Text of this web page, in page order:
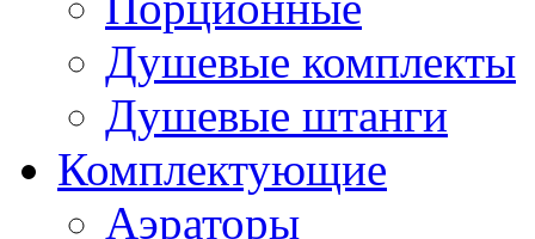
Душевые комплекты
Душевые штанги
Комплектующие
Аэраторы